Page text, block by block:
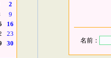
2
9
16
23
30 名前：